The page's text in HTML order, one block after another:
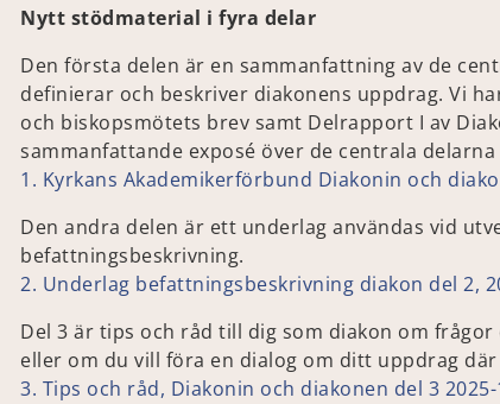
Nytt stödmaterial i fyra delar
Den första delen är en sammanfattning av de
definierar och beskriver diakonens uppdrag. Vi
och biskopsmötets brev samt Delrapport I av
sammanfattande exposé över de centrala
1. Kyrkans Akademikerförbund Diakonin och
Den andra delen är ett underlag användas vid
befattningsbeskrivning.
2. Underlag befattningsbeskrivning diakon del 2,
Del 3 är tips och råd till dig som diakon om
eller om du vill föra en dialog om ditt uppdrag
3. Tips och råd, Diakonin och diakonen del 3 2025-